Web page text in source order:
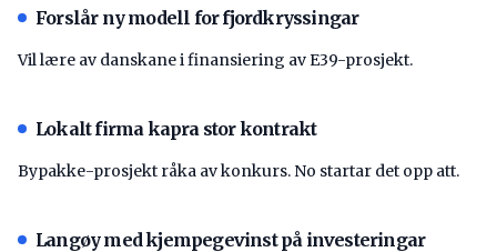
Forslår ny modell for fjordkryssingar
Vil lære av danskane i finansiering av E39-prosjekt.
Lokalt firma kapra stor kontrakt
Bypakke-prosjekt råka av konkurs. No startar det opp att.
Langøy med kjempegevinst på investeringar